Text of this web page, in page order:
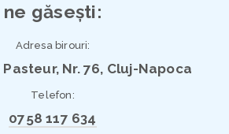
ne găsești:
Adresa birouri:
Nr. 76, Cluj-Napoca
Telefon:
0758 117 634